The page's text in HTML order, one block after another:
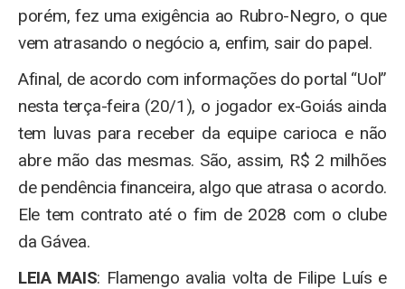
porém, fez uma exigência ao Rubro-Negro, o que
vem atrasando o negócio a, enfim, sair do papel.
Afinal, de acordo com informações do portal “Uol”
nesta terça-feira (20/1), o jogador ex-Goiás ainda
tem luvas para receber da equipe carioca e não
abre mão das mesmas. São, assim, R$ 2 milhões
de pendência financeira, algo que atrasa o acordo.
Ele tem contrato até o fim de 2028 com o clube
da Gávea.
LEIA MAIS: Flamengo avalia volta de Filipe Luís e